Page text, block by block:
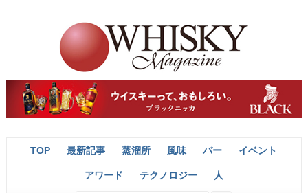
TOP 最新記事 蒸溜所 風味 バー イベント
アワード テクノロジー 人